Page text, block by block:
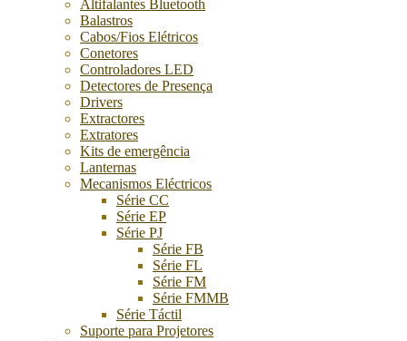
Altifalantes Bluetooth
Balastros
Cabos/Fios Elétricos
Conetores
Controladores LED
Detectores de Presença
Drivers
Extractores
Extratores
Kits de emergência
Lanternas
Mecanismos Eléctricos
Série CC
Série EP
Série PJ
Série FB
Série FL
Série FM
Série FMMB
Série Táctil
Suporte para Projetores